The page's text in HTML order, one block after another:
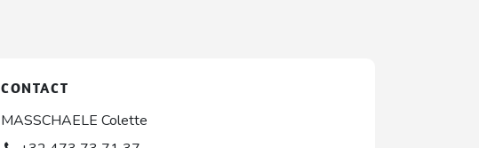
CONTACT
MASSCHAELE Colette